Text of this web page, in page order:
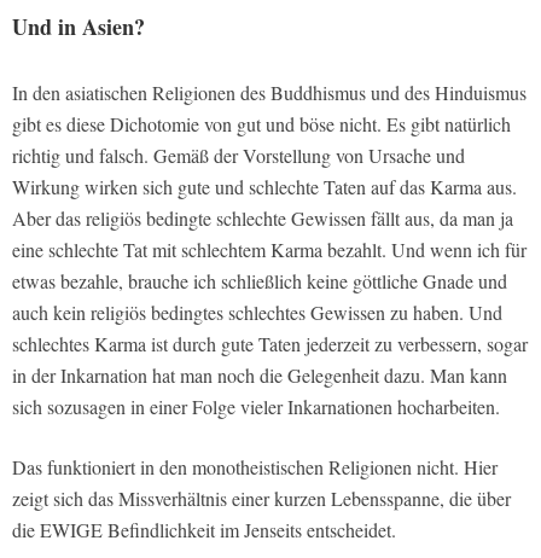
Und in Asien?
In den asiatischen Religionen des Buddhismus und des Hinduismus
gibt es diese Dichotomie von gut und böse nicht. Es gibt natürlich
richtig und falsch. Gemäß der Vorstellung von Ursache und
Wirkung wirken sich gute und schlechte Taten auf das Karma aus.
Aber das religiös bedingte schlechte Gewissen fällt aus, da man ja
eine schlechte Tat mit schlechtem Karma bezahlt. Und wenn ich für
etwas bezahle, brauche ich schließlich keine göttliche Gnade und
auch kein religiös bedingtes schlechtes Gewissen zu haben. Und
schlechtes Karma ist durch gute Taten jederzeit zu verbessern, sogar
in der Inkarnation hat man noch die Gelegenheit dazu. Man kann
sich sozusagen in einer Folge vieler Inkarnationen hocharbeiten.
Das funktioniert in den monotheistischen Religionen nicht. Hier
zeigt sich das Missverhältnis einer kurzen Lebensspanne, die über
die EWIGE Befindlichkeit im Jenseits entscheidet.